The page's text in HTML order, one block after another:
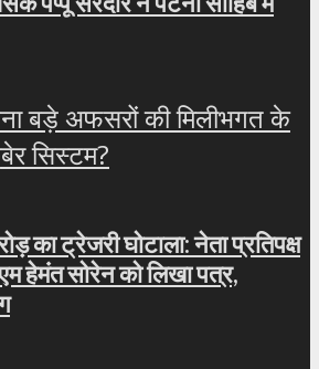
का ट्रेजरी घोटाला: नेता प्रतिपक्ष
हेमंत सोरेन को लिखा पत्र,